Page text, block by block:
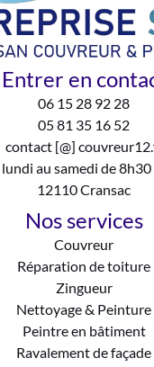
Entrer en
06 15 28 92 28
05 81 35 16 52
contact [@]
au samedi de 8h30
12110 Cransac
Nos services
Couvreur
Réparation de toiture
Zingueur
Nettoyage & Peinture
Peintre en bâtiment
Ravalement de façade